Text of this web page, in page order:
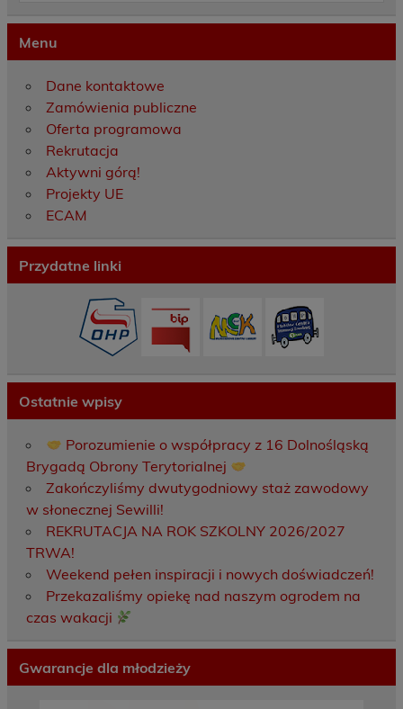
Menu
Dane kontaktowe
Zamówienia publiczne
Oferta programowa
Rekrutacja
Aktywni górą!
Projekty UE
ECAM
Przydatne linki
Ostatnie wpisy
Porozumienie o współpracy z 16 Dolnośląską
Brygadą Obrony Terytorialnej
Zakończyliśmy dwutygodniowy staż zawodowy
w słonecznej Sewilli!
REKRUTACJA NA ROK SZKOLNY 2026/2027
TRWA!
Weekend pełen inspiracji i nowych doświadczeń!
Przekazaliśmy opiekę nad naszym ogrodem na
czas wakacji
Gwarancje dla młodzieży